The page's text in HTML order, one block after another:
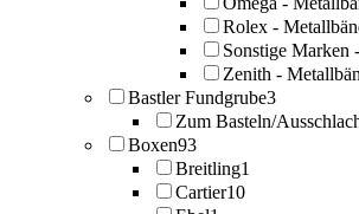
Rolex -
Sonstige Marken
Zenith -
Bastler Fundgrube3
Zum Basteln/
Boxen93
Breitling1
Cartier10